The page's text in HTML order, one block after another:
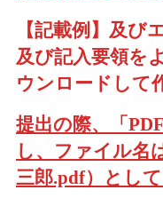
【記載例】及び
及び記入要領を
ウンロードして
提出の際、「
し、ファイル名
三郎.pdf）とし